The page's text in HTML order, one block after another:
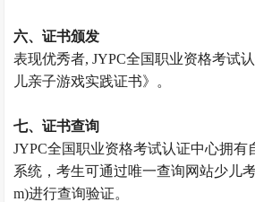
六、证书颁发
表现优秀者, JYPC全国职业资格考试
儿亲子游戏实践证书》。
七、证书查询
JYPC全国职业资格考试认证中心拥有
系统，考生可通过唯一查询网站少儿
m)进行查询验证。